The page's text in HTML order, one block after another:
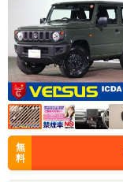
無
料